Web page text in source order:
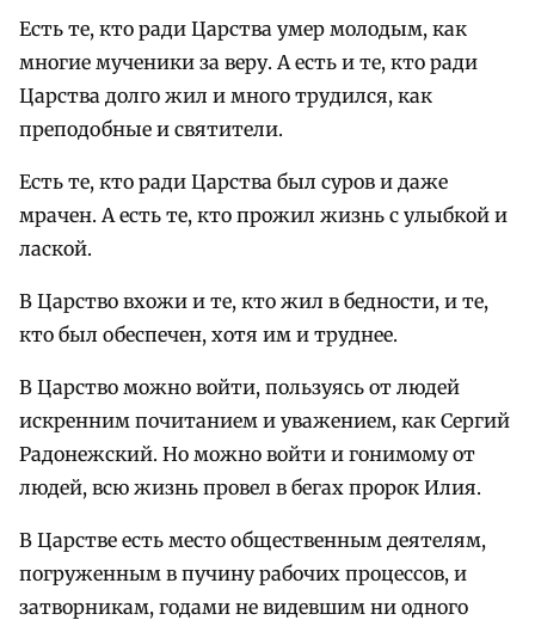
Есть те, кто ради Царства умер молодым, как
многие мученики за веру. А есть и те, кто ради
Царства долго жил и много трудился, как
преподобные и святители.
Есть те, кто ради Царства был суров и даже
мрачен. А есть те, кто прожил жизнь с улыбкой и
лаской.
В Царство вхожи и те, кто жил в бедности, и те,
кто был обеспечен, хотя им и труднее.
В Царство можно войти, пользуясь от людей
искренним почитанием и уважением, как Сергий
Радонежский. Но можно войти и гонимому от
людей, всю жизнь провел в бегах пророк Илия.
В Царстве есть место общественным деятелям,
погруженным в пучину рабочих процессов, и
затворникам, годами не видевшим ни одного